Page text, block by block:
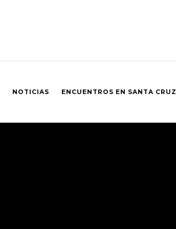
NOTICIAS ENCUENTROS EN SANTA CRUZ